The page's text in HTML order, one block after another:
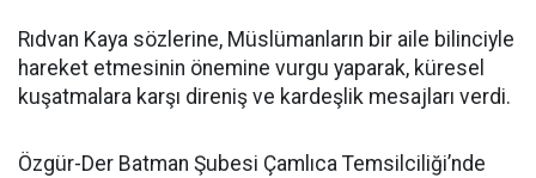
Rıdvan Kaya sözlerine, Müslümanların bir aile bilinciyle
hareket etmesinin önemine vurgu yaparak, küresel
kuşatmalara karşı direniş ve kardeşlik mesajları verdi.
Özgür-Der Batman Şubesi Çamlıca Temsilciliği’nde